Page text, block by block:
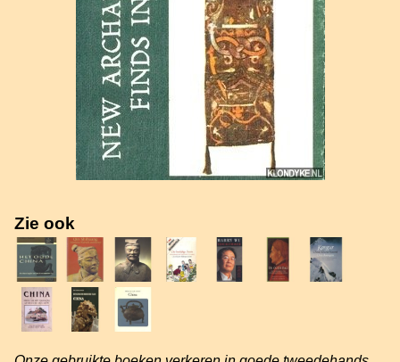
Zie ook